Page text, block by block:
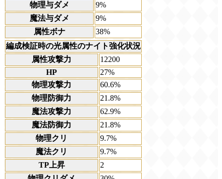
物理与ダメ
9%
魔法与ダメ
9%
属性ボナ
38%
編成検証時の光属性のナイト強化状況
属性攻撃力
12200
HP
27%
物理攻撃力
60.6%
物理防御力
21.8%
魔法攻撃力
62.9%
魔法防御力
21.8%
物理クリ
9.7%
魔法クリ
9.7%
TP上昇
2